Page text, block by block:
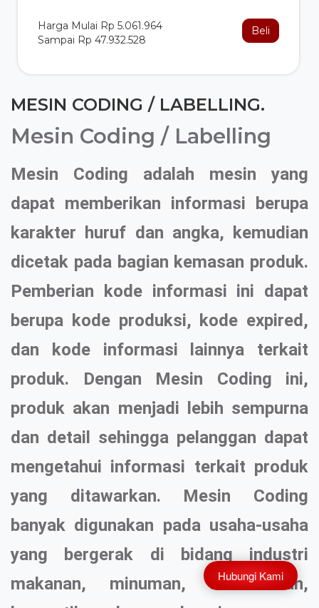
Harga Mulai Rp 5.061.964
Sampai Rp 47.932.528
Beli
MESIN CODING / LABELLING.
Mesin Coding / Labelling
Mesin Coding adalah mesin yang
dapat memberikan informasi berupa
karakter huruf dan angka, kemudian
dicetak pada bagian kemasan produk.
Pemberian kode informasi ini dapat
berupa kode produksi, kode expired,
dan kode informasi lainnya terkait
produk. Dengan Mesin Coding ini,
produk akan menjadi lebih sempurna
dan detail sehingga pelanggan dapat
mengetahui informasi terkait produk
yang ditawarkan. Mesin Coding
banyak digunakan pada usaha-usaha
yang bergerak di bidang industri
makanan, minuman, obat-obatan,
Hubungi Kami